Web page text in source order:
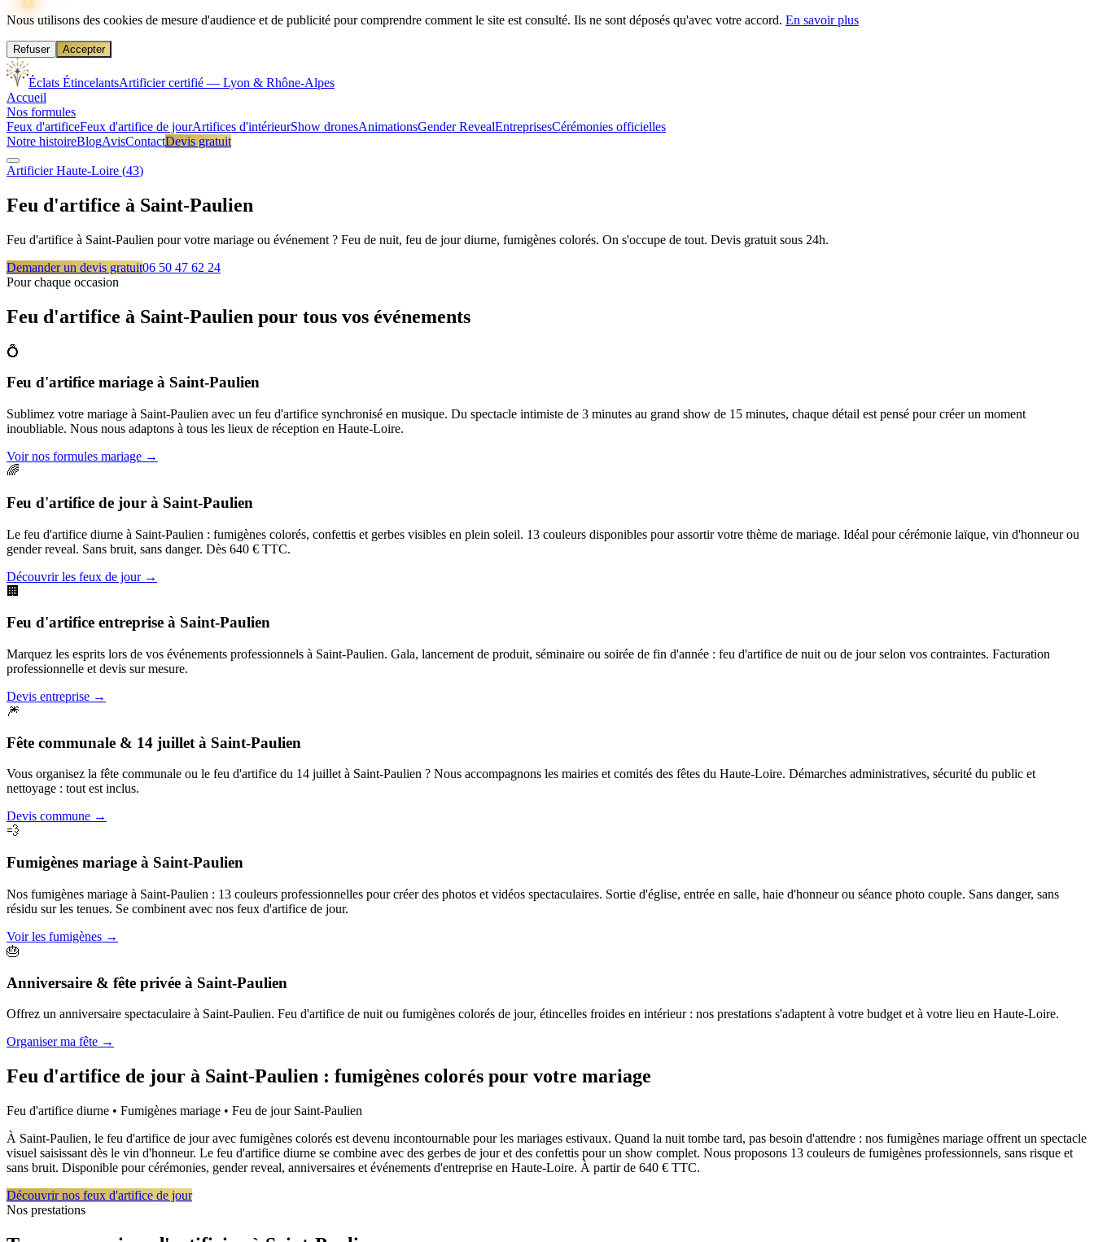
Nous utilisons des cookies de mesure d'audience et de publicité pour comprendre comment le site est consulté. Ils ne sont déposés qu'avec votre accord. En savoir plus
Refuser Accepter
Éclats ÉtincelantsArtificier certifié — Lyon & Rhône-Alpes
Accueil
Nos formules
Feux d'artificeFeux d'artifice de jourArtifices d'intérieurShow dronesAnimationsGender RevealEntreprisesCérémonies officielles
Notre histoireBlogAvisContactDevis gratuit
ArtificierHaute-Loire (43)
Feu d'artifice à Saint-Paulien
Feu d'artifice à Saint-Paulien pour votre mariage ou événement ? Feu de nuit, feu de jour diurne, fumigènes colorés. On s'occupe de tout. Devis gratuit sous 24h.
Demander un devis gratuit06 50 47 62 24
Pour chaque occasion
Feu d'artifice à Saint-Paulien pour tous vos événements
💍
Feu d'artifice mariage à Saint-Paulien
Sublimez votre mariage à Saint-Paulien avec un feu d'artifice synchronisé en musique. Du spectacle intimiste de 3 minutes au grand show de 15 minutes, chaque détail est pensé pour créer un moment
inoubliable. Nous nous adaptons à tous les lieux de réception en Haute-Loire.
Voir nos formules mariage →
🌈
Feu d'artifice de jour à Saint-Paulien
Le feu d'artifice diurne à Saint-Paulien : fumigènes colorés, confettis et gerbes visibles en plein soleil. 13 couleurs disponibles pour assortir votre thème de mariage. Idéal pour cérémonie laïque, vin d'honneur ou
gender reveal. Sans bruit, sans danger. Dès 640 € TTC.
Découvrir les feux de jour→
🏢
Feu d'artifice entreprise à Saint-Paulien
Marquez les esprits lors de vos événements professionnels à Saint-Paulien. Gala, lancement de produit, séminaire ou soirée de fin d'année : feu d'artifice de nuit ou de jour selon vos contraintes. Facturation
professionnelle et devis sur mesure.
Devis entreprise →
🎆
Fête communale & 14 juillet à Saint-Paulien
Vous organisez la fête communale ou le feu d'artifice du 14 juillet à Saint-Paulien ? Nous accompagnons les mairies et comités des fêtes du Haute-Loire. Démarches administratives, sécurité du public et
nettoyage : tout est inclus.
Devis commune →
💨
Fumigènes mariage à Saint-Paulien
Nos fumigènes mariage à Saint-Paulien : 13 couleurs professionnelles pour créer des photos et vidéos spectaculaires. Sortie d'église, entrée en salle, haie d'honneur ou séance photo couple. Sans danger, sans
résidu sur les tenues. Se combinent avec nos feux d'artifice de jour.
Voir les fumigènes →
🎂
Anniversaire & fête privée à Saint-Paulien
Offrez un anniversaire spectaculaire à Saint-Paulien. Feu d'artifice de nuit ou fumigènes colorés de jour, étincelles froides en intérieur : nos prestations s'adaptent à votre budget et à votre lieu en Haute-Loire.
Organiser ma fête →
Feu d'artifice de jour à Saint-Paulien : fumigènes colorés pour votre mariage
Feu d'artifice diurne • Fumigènes mariage • Feu de jour Saint-Paulien
À Saint-Paulien, le feu d'artifice de jour avec fumigènes colorés est devenu incontournable pour les mariages estivaux. Quand la nuit tombe tard, pas besoin d'attendre : nos fumigènes mariage offrent un spectacle
visuel saisissant dès le vin d'honneur. Le feu d'artifice diurne se combine avec des gerbes de jour et des confettis pour un show complet. Nous proposons 13 couleurs de fumigènes professionnels, sans risque et
sans bruit. Disponible pour cérémonies, gender reveal, anniversaires et événements d'entreprise en Haute-Loire. À partir de 640 € TTC.
Découvrir nos feux d'artifice de jour
Nos prestations